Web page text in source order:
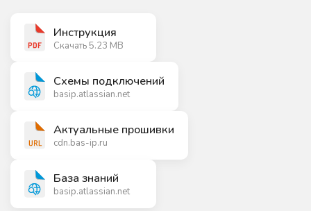
Инструкция
Скачать 5.23 MB
Схемы подключений
basip.atlassian.net
Актуальные прошивки
cdn.bas-ip.ru
База знаний
basip.atlassian.net